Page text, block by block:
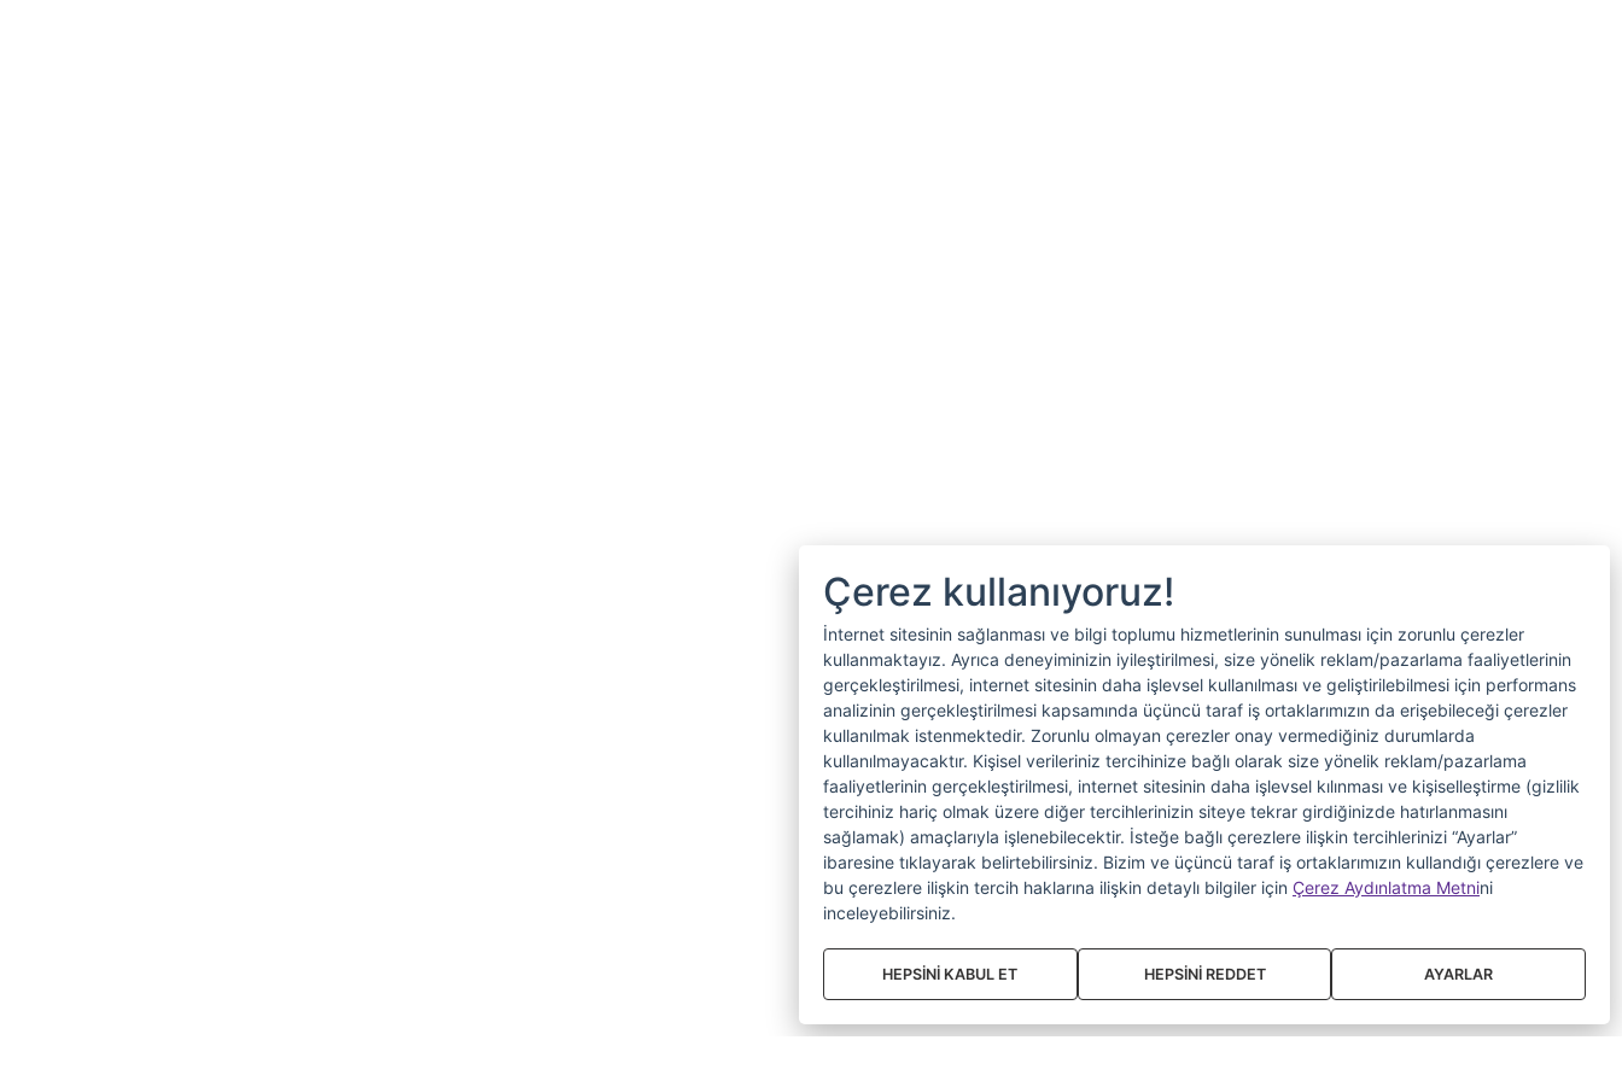
Çerez kullanıyoruz!
İnternet sitesinin sağlanması ve bilgi toplumu hizmetlerinin sunulması için zorunlu çerezler
kullanmaktayız. Ayrıca deneyiminizin iyileştirilmesi, size yönelik reklam/pazarlama faaliyetlerinin
gerçekleştirilmesi, internet sitesinin daha işlevsel kullanılması ve geliştirilebilmesi için performans
analizinin gerçekleştirilmesi kapsamında üçüncü taraf iş ortaklarımızın da erişebileceği çerezler
kullanılmak istenmektedir. Zorunlu olmayan çerezler onay vermediğiniz durumlarda
kullanılmayacaktır. Kişisel verileriniz tercihinize bağlı olarak size yönelik reklam/pazarlama
faaliyetlerinin gerçekleştirilmesi, internet sitesinin daha işlevsel kılınması ve kişiselleştirme (gizlilik
tercihiniz hariç olmak üzere diğer tercihlerinizin siteye tekrar girdiğinizde hatırlanmasını
sağlamak) amaçlarıyla işlenebilecektir. İsteğe bağlı çerezlere ilişkin tercihlerinizi “Ayarlar”
ibaresine tıklayarak belirtebilirsiniz. Bizim ve üçüncü taraf iş ortaklarımızın kullandığı çerezlere ve
bu çerezlere ilişkin tercih haklarına ilişkin detaylı bilgiler için Çerez Aydınlatma Metnini
inceleyebilirsiniz.
HEPSİNİ KABUL ET HEPSİNİ REDDET AYARLAR